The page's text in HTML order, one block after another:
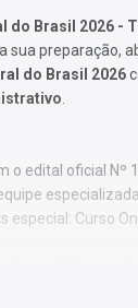
do Brasil 2026 -
sua preparação,
do Brasil 2026
o edital oficial Nº
especial: Curso